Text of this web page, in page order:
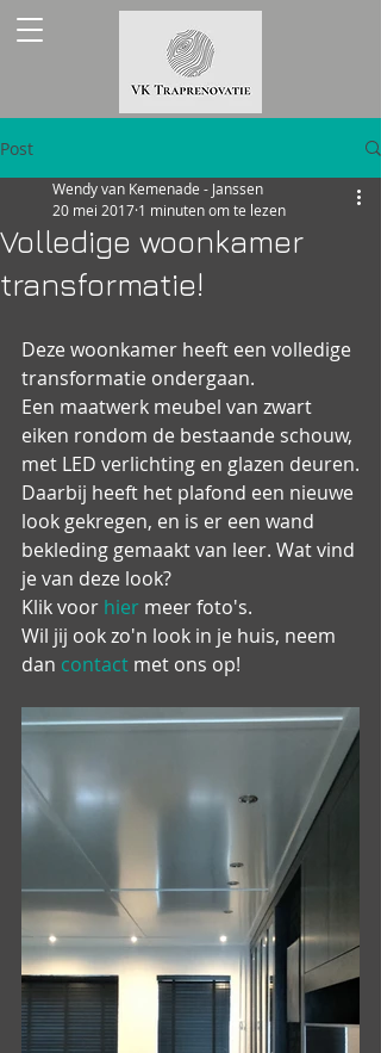
Post
Volledige woonkamer
transformatie!
Wendy van Kemenade - Janssen
20 mei 2017 1 minuten om te lezen
Deze woonkamer heeft een volledige
transformatie ondergaan.
Een maatwerk meubel van zwart
eiken rondom de bestaande schouw,
met LED verlichting en glazen deuren.
Daarbij heeft het plafond een nieuwe
look gekregen, en is er een wand
bekleding gemaakt van leer. Wat vind
je van deze look?
Klik voor hier meer foto's.
Wil jij ook zo'n look in je huis, neem
dan contact met ons op!